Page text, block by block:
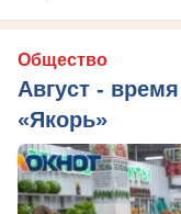
Общество
Август -
«Якорь»